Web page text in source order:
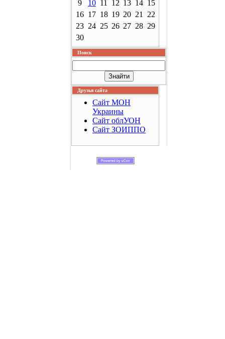
9
10 11 12 13 14 15
16 17 18 19 20 21
22
23 24 25 26 27 28 29
30
Поиск
Друзья сайта
Сайт МОН
Украины
Сайт облУОН
Сайт ЗОИППО